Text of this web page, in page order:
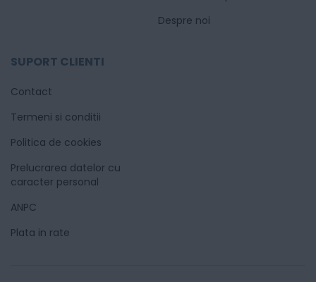
Despre noi
SUPORT CLIENTI
Contact
Termeni si conditii
Politica de cookies
Prelucrarea datelor cu
caracter personal
ANPC
Plata in rate